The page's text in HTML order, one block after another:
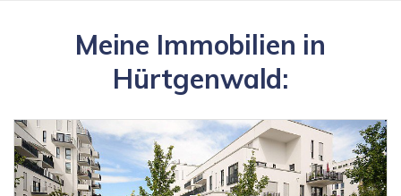
Meine Immobilien in
Hürtgenwald: